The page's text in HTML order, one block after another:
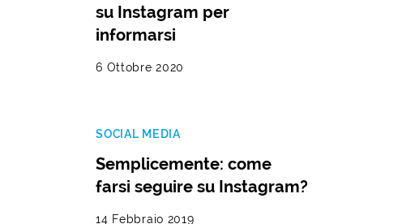
su Instagram per
informarsi
6 Ottobre 2020
SOCIAL MEDIA
Semplicemente: come
farsi seguire su Instagram?
14 Febbraio 2019